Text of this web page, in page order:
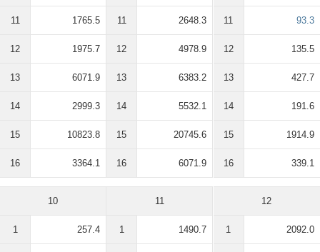
11 1765.5
12 1975.7
13 6071.9
14 2999.3
15 10823.8
16 3364.1
11 2648.3
12 4978.9
13 6383.2
14 5532.1
15 20745.6
16 6071.9
11 93.3
12 135.5
13 427.7
14 191.6
15 1914.9
16 339.1
10
1 257.4
11
1 1490.7
12
1 2092.0